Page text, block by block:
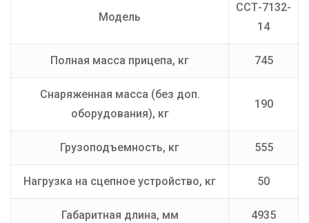
Модель
ССТ-7132-
14
Полная масса прицепа, кг 745
Снаряженная масса (без доп.
оборудования), кг
190
Грузоподъемность, кг 555
Нагрузка на сцепное устройство, кг 50
Габаритная длина, мм 4935
Грузоподъемность (кг)
Производитель
Ширина кузова (мм)
1720